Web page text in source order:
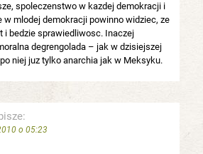
spoleczenstwo w kazdej demokracji i
w mlodej demokracji powinno widziec, ze
i bedzie sprawiedliwosc. Inaczej
degrengolada – jak w dzisiejszej
niej juz tylko anarchia jak w Meksyku.
o 05:23